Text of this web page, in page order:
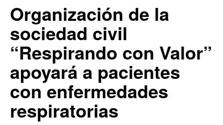
Organización de la
sociedad civil
“Respirando con Valor”
apoyará a pacientes
con enfermedades
respiratorias